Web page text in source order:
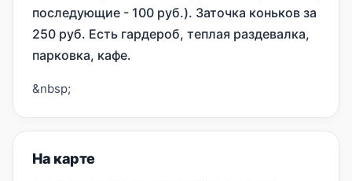
последующие - 100 руб.). Заточка коньков за
250 руб. Есть гардероб, теплая раздевалка,
парковка, кафе.
&nbsp;
На карте